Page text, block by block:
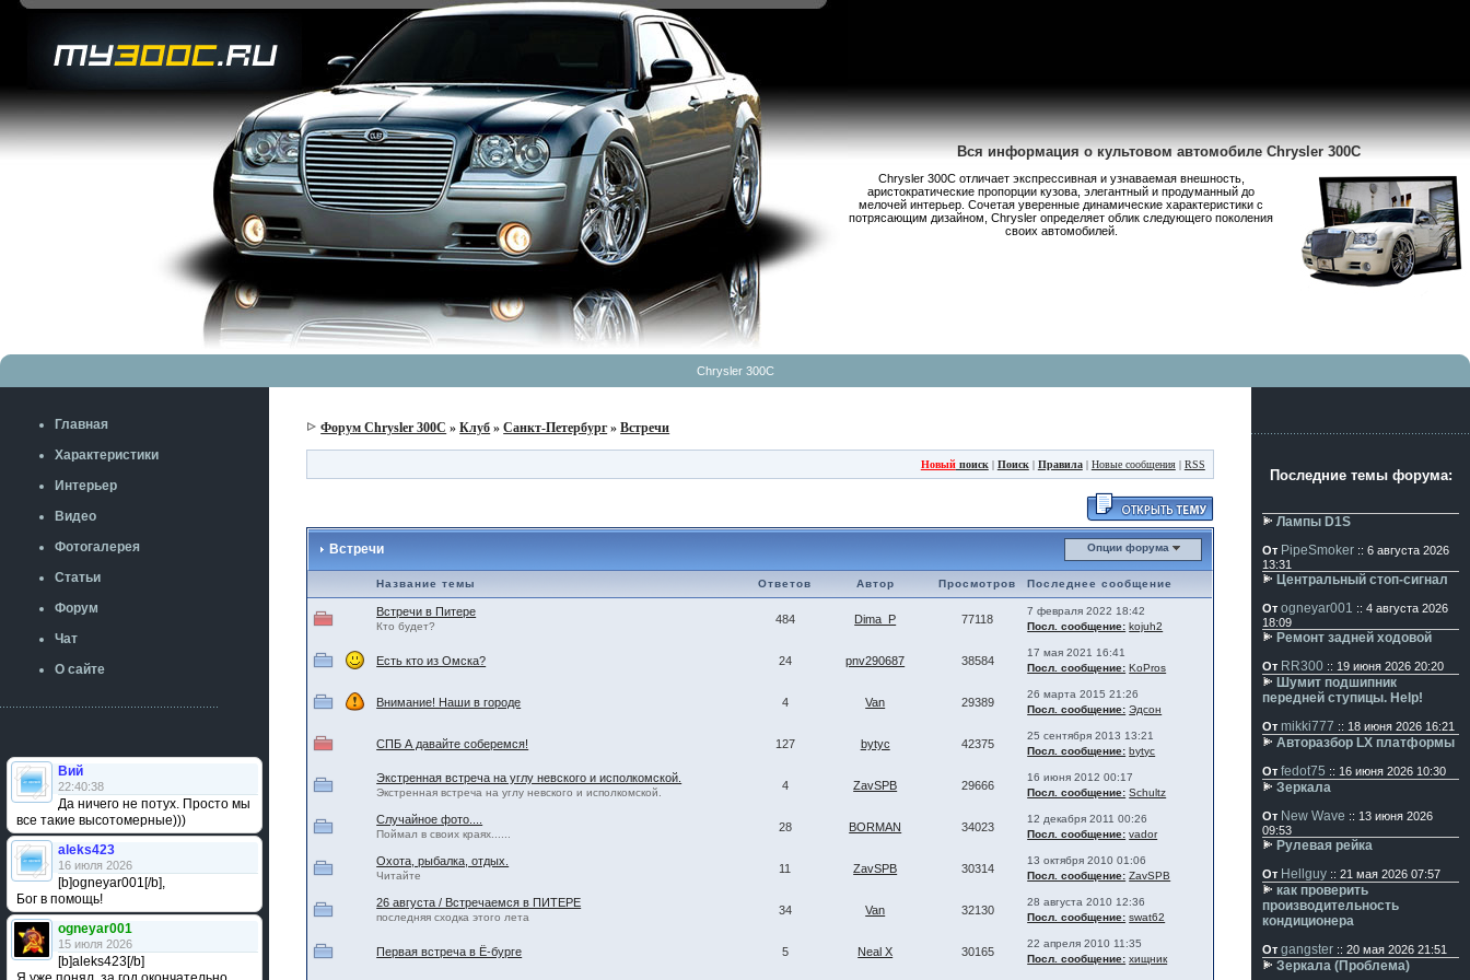
Вся информация о культовом автомобиле Chrysler 300C
Chrysler 300С отличает экспрессивная и узнаваемая внешность,
аристократические пропорции кузова, элегантный и продуманный до
мелочей интерьер. Сочетая уверенные динамические характеристики с
потрясающим дизайном, Chrysler определяет облик следующего поколения
своих автомобилей.
Chrysler 300C
Главная
Характеристики
Интерьер
Видео
Фотогалерея
Статьи
Форум
Чат
О сайте
Вий
22:40:38
Да ничего не потух. Просто мы
все такие высотомерные)))
aleks423
16 июля 2026
[b]ogneyar001[/b],
Бог в помощь!
ogneyar001
15 июля 2026
[b]aleks423[/b]
Форум Chrysler 300C »Клуб »Санкт-Петербург»Встречи
Новыйпоиск| Поиск| Правила| Новые сообщения| RSS
Встречи Опции форума
Название темы Ответов Автор Просмотров Последнее сообщение
Встречи в Питере
Кто будет?
484 Dima_P 77118
7 февраля 2022 18:42
Посл. сообщение: kojuh2
Есть кто из Омска? 24 pnv290687 38584
17 мая 2021 16:41
Посл. сообщение: KoPros
Внимание! Наши в городе 4 Van 29389
26 марта 2015 21:26
Посл. сообщение: Эдсон
СПБ А давайте соберемся! 127 bytyc 42375
25 сентября 2013 13:21
Посл. сообщение: bytyc
Экстренная встреча на углу невского и исполкомской.
Экстренная встреча на углу невского и исполкомской.
4 ZavSPB 29666
16 июня 2012 00:17
Посл. сообщение: Schultz
Случайное фото....
Поймал в своих краях......
28 BORMAN 34023
12 декабря 2011 00:26
Посл. сообщение: vador
Охота, рыбалка, отдых.
Читайте
11 ZavSPB 30314
13 октября 2010 01:06
Посл. сообщение: ZavSPB
26 августа / Встречаемся в ПИТЕРЕ
последняя сходка этого лета
34 Van 32130
28 августа 2010 12:36
Посл. сообщение: swat62
Первая встреча в Ё-бурге 5 Neal X 30165
22 апреля 2010 11:35
Посл. сообщение: хищник
Последние темы форума:
Лампы D1S
От PipeSmoker :: 6 августа 2026
13:31
Центральный стоп-сигнал
От ogneyar001 :: 4 августа 2026
18:09
Ремонт задней ходовой
От RR300 :: 19 июня 2026 20:20
Шумит подшипник
передней ступицы. Help!
От mikki777 :: 18 июня 2026 16:21
Авторазбор LX платформы
От fedot75 :: 16 июня 2026 10:30
Зеркала
От New Wave :: 13 июня 2026
09:53
Рулевая рейка
От Hellguy :: 21 мая 2026 07:57
как проверить
производительность
кондиционера
От gangster :: 20 мая 2026 21:51
Зеркала (Проблема)